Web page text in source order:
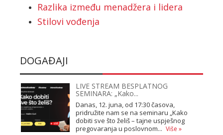
Razlika između menadžera i lidera
Stilovi vođenja
DOGAĐAJI
LIVE STREAM BESPLATNOG
SEMINARA: „Kako...
Danas, 12. juna, od 17:30 časova,
pridružite nam se na seminaru „Kako
dobiti sve što želiš – tajne uspješnog
pregovaranja u poslovnom... Više »